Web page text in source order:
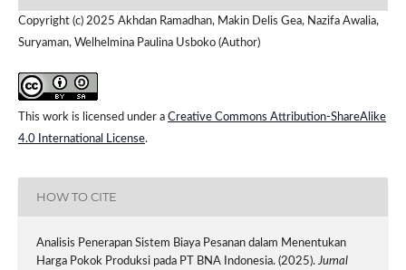
Copyright (c) 2025 Akhdan Ramadhan, Makin Delis Gea, Nazifa Awalia,
Suryaman, Welhelmina Paulina Usboko (Author)
This work is licensed under a Creative Commons Attribution-ShareAlike
4.0 International License.
HOW TO CITE
Analisis Penerapan Sistem Biaya Pesanan dalam Menentukan
Harga Pokok Produksi pada PT BNA Indonesia. (2025).Jurnal